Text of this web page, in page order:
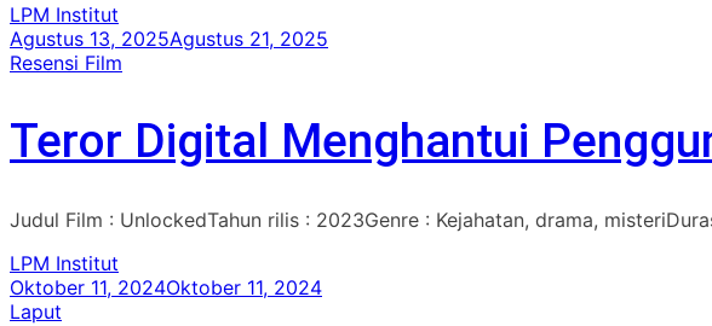
LPM Institut
Agustus 13, 2025Agustus 21, 2025
Resensi Film
Teror Digital Menghantui
Judul Film : UnlockedTahun rilis : 2023Genre : Kejahatan, drama,
LPM Institut
Oktober 11, 2024Oktober 11, 2024
Laput